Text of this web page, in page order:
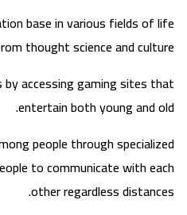
base in various fields of life
thought science and culture.
accessing gaming sites that
entertain both young and old.
people through specialized
to communicate with each
other regardless distances.